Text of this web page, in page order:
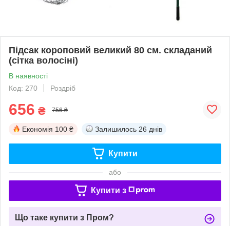
Підсак короповий великий 80 см. складаний
(сітка волосіні)
В наявності
Код: 270
Роздріб
656 ₴ 756 ₴
Економія 100 ₴ Залишилось 26 днів
Купити
або
Купити з
Що таке купити з Пром?